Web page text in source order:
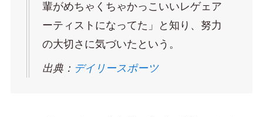
輩がめちゃくちゃかっこいいレゲェア
ーティストになってた」と知り、努力
の大切さに気づいたという。
出典： デイリースポーツ